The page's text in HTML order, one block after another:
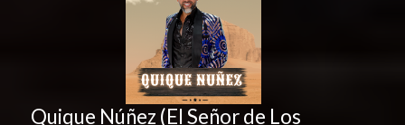
Quique Núñez (El Señor de Los